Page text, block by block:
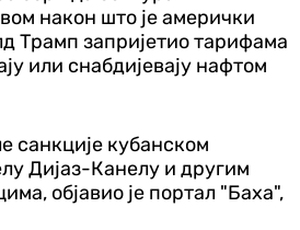
након што је амерички
Трамп запријетио тарифама
или снабдијевају нафтом
санкције кубанском
Дијаз-Канелу и другим
објавио је портал "Баха",